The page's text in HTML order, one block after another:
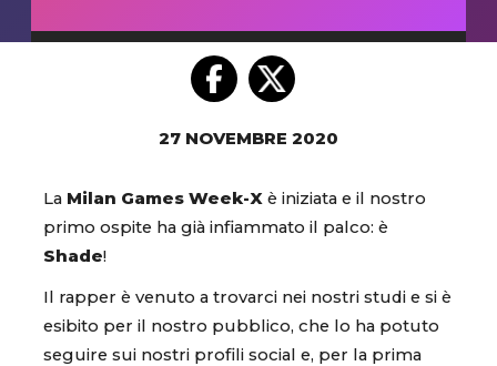
27 NOVEMBRE 2020
La Milan Games Week-X è iniziata e il nostro
primo ospite ha già infiammato il palco: è
Shade!
Il rapper è venuto a trovarci nei nostri studi e si è
esibito per il nostro pubblico, che lo ha potuto
seguire sui nostri profili social e, per la prima